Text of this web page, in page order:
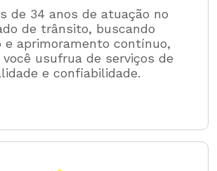
de 34 anos de atuação no
de trânsito, buscando
e aprimoramento contínuo,
você usufrua de serviços de
e confiabilidade.